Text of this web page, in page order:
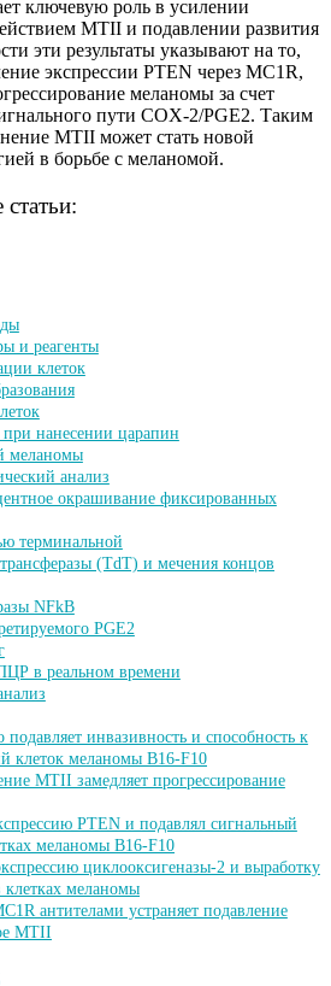
ключевую роль в усилении
MTII и подавлении развития
эти результаты указывают на то,
экспрессии PTEN через MC1R,
меланомы за счет
пути COX-2/PGE2. Таким
MTII может стать новой
в борьбе с меланомой.
и реагенты
клеток
нанесении царапин
меланомы
анализ
окрашивание фиксированных
терминальной
(TdT) и мечения концов
NFkB
PGE2
в реальном времени
инвазивность и способность к
клеток меланомы B16-F10
MTII замедляет прогрессирование
PTEN и подавлял сигнальный
меланомы B16-F10
циклооксигеназы-2 и выработку
клетках меланомы
антителами устраняет подавление
MTII